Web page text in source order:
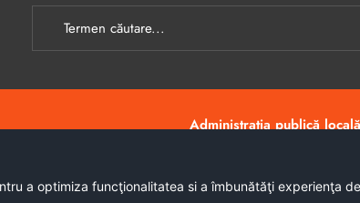
Administrația publică
a optimiza funcţionalitatea si a îmbunătăţi experienţa de